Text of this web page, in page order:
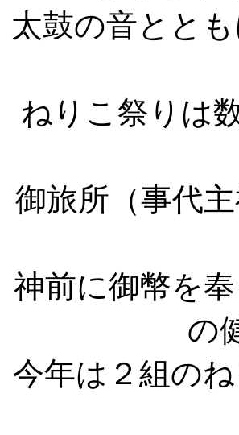
太鼓の音とと
ねりこ祭りは
御旅所（事代
神前に御幣を
の
今年は２組の